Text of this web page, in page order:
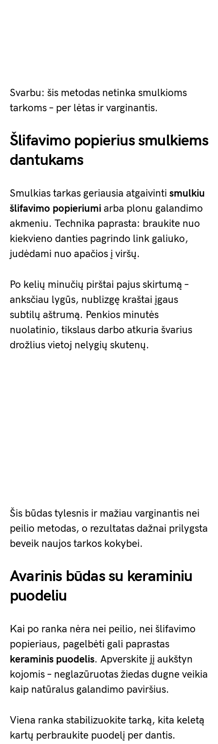
Svarbu: šis metodas netinka smulkioms
tarkoms – per lėtas ir varginantis.
Šlifavimo popierius smulkiems
dantukams
Smulkias tarkas geriausia atgaivinti smulkiu
šlifavimo popieriumi arba plonu galandimo
akmeniu. Technika paprasta: braukite nuo
kiekvieno danties pagrindo link galiuko,
judėdami nuo apačios į viršų.
Po kelių minučių pirštai pajus skirtumą –
anksčiau lygūs, nublizgę kraštai įgaus
subtilų aštrumą. Penkios minutės
nuolatinio, tikslaus darbo atkuria švarius
drožlius vietoj nelygių skutenų.
Šis būdas tylesnis ir mažiau varginantis nei
peilio metodas, o rezultatas dažnai prilygsta
beveik naujos tarkos kokybei.
Avarinis būdas su keraminiu
puodeliu
Kai po ranka nėra nei peilio, nei šlifavimo
popieriaus, pagelbėti gali paprastas
keraminis puodelis. Apverskite jį aukštyn
kojomis – neglazūruotas žiedas dugne veikia
kaip natūralus galandimo paviršius.
Viena ranka stabilizuokite tarką, kita keletą
kartų perbraukite puodelį per dantis.